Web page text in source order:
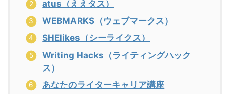
atus（ええタス）
WEBMARKS（ウェブマークス）
SHElikes（シーライクス）
Writing Hacks（ライティングハック
ス）
あなたのライターキャリア講座